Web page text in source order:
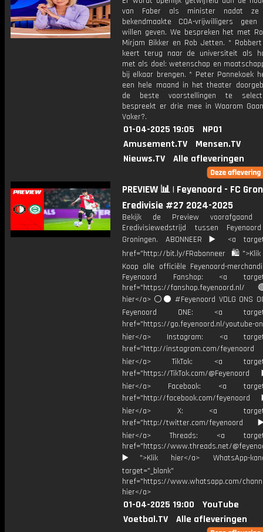
van Faber als minister nadat ze
bekendmaakte COA-vrijwilligers
willen geven. We bespreken het met
Mirjam Bikker en Rob Jetten. *
keert terug naar de universiteit als
met als doel: wetenschap en
bij elkaar brengen. * Peter Pannekoek
een hele maand in het theater
de beste voorstellingen te
bespreekt er drie mee in Waarom
Vaker?.
01-04-2025 19:05
NPO1
Amusement.TV
Mensen.TV
Nieuws.TV
Alle afleveringen
PREVIEW 📊 | Feyenoord - FC
Eredivisie #27 2024-2025
Bekijk de Preview
Eredivisiewedstrijd tussen
Groningen. ABONNEER ▶️ <a
href="http://bit.ly/FRabonneer
Koop alle officiële Feyenoord-
Feyenoord Fanshop: <a
href="https://
hier</a> ⚪️⚫ #Feyenoord VOLG ONS
Feyenoord ONE: <a
href="https://go.feyenoord.nl/youtube-
hier</a> Instagram: <a
href="http://instagram.com/
hier</a> TikTok: <a
href="https://TikTok.com/
hier</a> Facebook: <a
href="http://facebook.com/
hier</a> X: <a
href="http://twitter.com/
hier</a> Threads: <a
href="https://www.threads.net/
▶️">Klik hier</a> WhatsApp-
target="_blank"
href="https://www.whatsapp.com/
hier</a>
01-04-2025 19:00
YouTube
Voetbal.TV
Alle afleveringen